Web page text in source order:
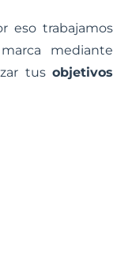
eso trabajamos
mediante
tus objetivos